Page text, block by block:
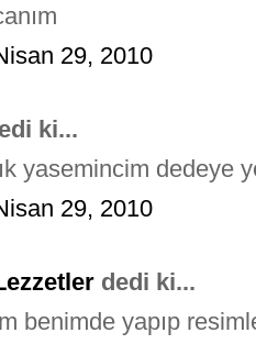
29, 2010
ki...
yasemincim dedeye
29, 2010
dedi ki...
benimde yapıp